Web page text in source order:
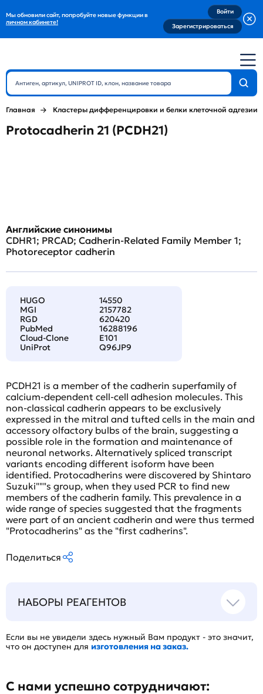
Мы обновили сайт, попробуйте новые функции в
личном кабинете!
Войти
Зарегистрироваться
Главная Кластеры дифференцировки и белки клеточной адгезии
Protocadherin 21 (PCDH21)
Английские синонимы
CDHR1; PRCAD; Cadherin-Related Family Member 1;
Photoreceptor cadherin
HUGO
14550
MGI
2157782
RGD
620420
PubMed
16288196
Cloud-Clone
E101
UniProt
Q96JP9
PCDH21 is a member of the cadherin superfamily of
calcium-dependent cell-cell adhesion molecules. This
non-classical cadherin appears to be exclusively
expressed in the mitral and tufted cells in the main and
accessory olfactory bulbs of the brain, suggesting a
possible role in the formation and maintenance of
neuronal networks. Alternatively spliced transcript
variants encoding different isoform have been
identified. Protocadherins were discovered by Shintaro
Suzuki"""s group, when they used PCR to find new
members of the cadherin family. This prevalence in a
wide range of species suggested that the fragments
were part of an ancient cadherin and were thus termed
"Protocadherins" as the "first cadherins".
Поделиться
НАБОРЫ РЕАГЕНТОВ
Если вы не увидели здесь нужный Вам продукт - это значит,
что он доступен для изготовления на заказ.
С нами успешно сотрудничают: